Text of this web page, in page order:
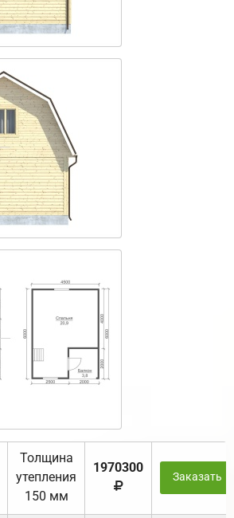
Толщина
утепления
150 мм
1970300
Заказать